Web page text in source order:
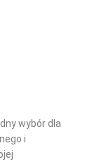
wybór dla
i